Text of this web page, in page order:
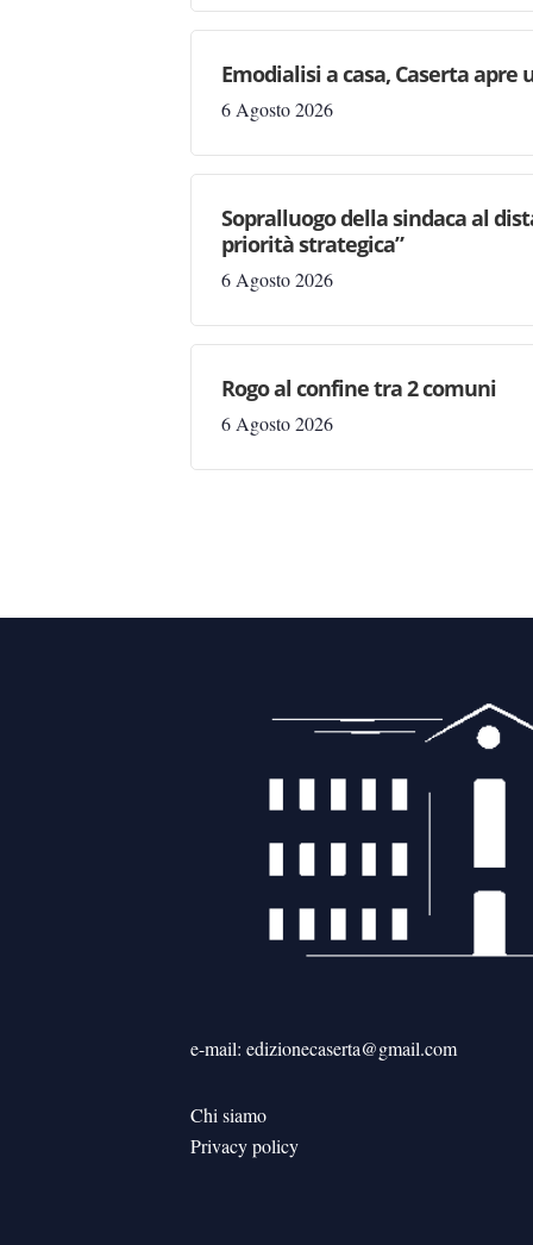
Emodialisi a casa, Caserta apre
6 Agosto 2026
Sopralluogo della sindaca al
priorità strategica”
6 Agosto 2026
Rogo al confine tra 2 comuni
6 Agosto 2026
e-mail: edizionecaserta@gmail.com
Chi siamo
Privacy policy